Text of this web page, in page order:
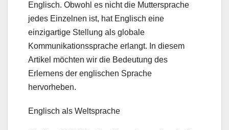
Englisch. Obwohl es nicht die Muttersprache
jedes Einzelnen ist, hat Englisch eine
einzigartige Stellung als globale
Kommunikationssprache erlangt. In diesem
Artikel möchten wir die Bedeutung des
Erlernens der englischen Sprache
hervorheben.
Englisch als Weltsprache